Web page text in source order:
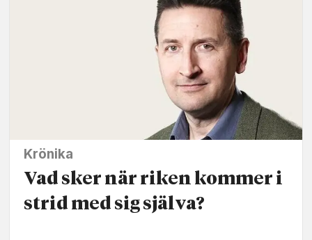
Krönika
Vad sker när riken kommer i
strid med sig själva?